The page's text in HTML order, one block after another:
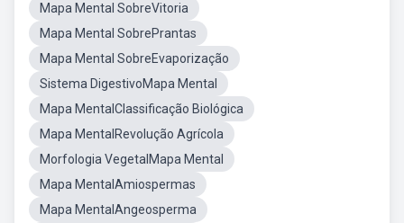
Mapa Mental SobreVitoria
Mapa Mental SobrePrantas
Mapa Mental SobreEvaporização
Sistema DigestivoMapa Mental
Mapa MentalClassificação Biológica
Mapa MentalRevolução Agrícola
Morfologia VegetalMapa Mental
Mapa MentalAmiospermas
Mapa MentalAngeosperma